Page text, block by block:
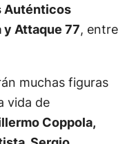
Auténticos
y Attaque 77, entre
muchas figuras
vida de
Coppola,